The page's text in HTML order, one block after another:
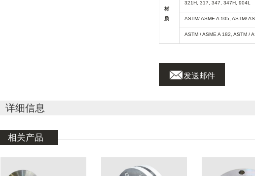
材
质
321H, 317, 347, 347H, 904L
ASTM/ ASME A 105, ASTM/
ASTM / ASME A 182, ASTM /
发送邮件
详细信息
相关产品